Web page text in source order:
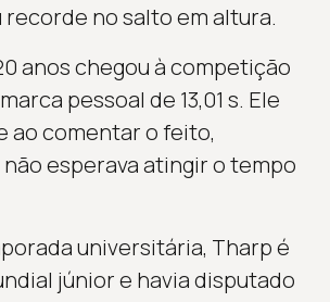
no salto em altura.
anos chegou à competição
pessoal de 13,01 s. Ele
ao comentar o feito,
esperava atingir o tempo
universitária, Tharp é
júnior e havia disputado